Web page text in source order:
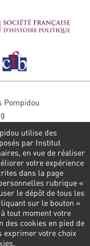
Pompidou
22
utilise des
par Institut
en vue de réaliser
votre expérience
dans la page
rubrique «
le dépôt de tous les
sur le bouton «
tout moment votre
des cookies en pied de
exprimer votre choix